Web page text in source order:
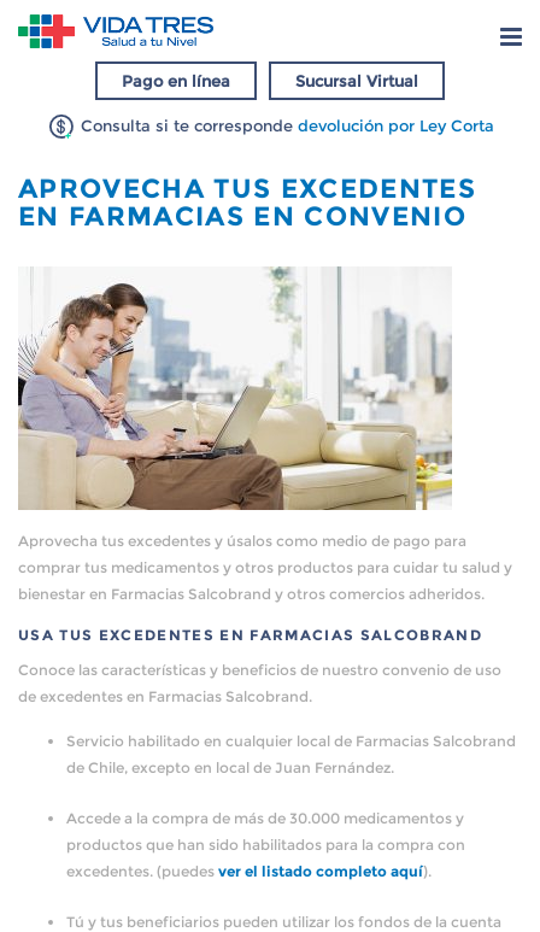
Pago en línea Sucursal Virtual
Consulta si te corresponde devolución por Ley Corta
USO
DE
EXCEDENTES
FARMACIAS
APROVECHA TUS EXCEDENTES
EN FARMACIAS EN CONVENIO
Aprovecha tus excedentes y úsalos como medio de pago para
comprar tus medicamentos y otros productos para cuidar tu salud y
bienestar en Farmacias Salcobrand y otros comercios adheridos.
USA TUS EXCEDENTES EN FARMACIAS SALCOBRAND
Conoce las características y beneficios de nuestro convenio de uso
de excedentes en Farmacias Salcobrand.
Servicio habilitado en cualquier local de Farmacias Salcobrand
de Chile, excepto en local de Juan Fernández.
Accede a la compra de más de 30.000 medicamentos y
productos que han sido habilitados para la compra con
excedentes. (puedes ver el listado completo aquí).
Tú y tus beneficiarios pueden utilizar los fondos de la cuenta